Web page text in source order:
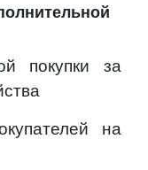
покупки за
на